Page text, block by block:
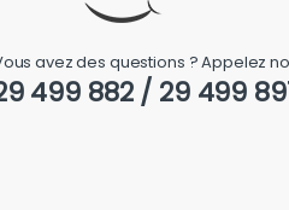
avez des questions ? Appelez
499 882 / 29 499